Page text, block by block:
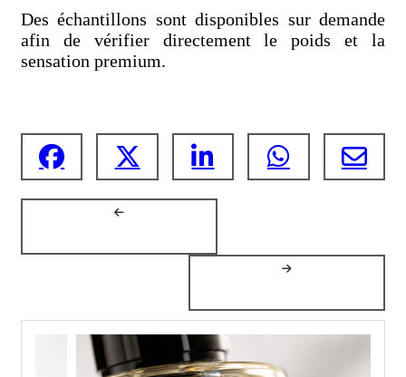
Des échantillons sont disponibles sur demande
afin de vérifier directement le poids et la
sensation premium.